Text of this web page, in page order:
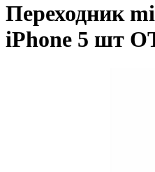
Переходник
iPhone 5 шт